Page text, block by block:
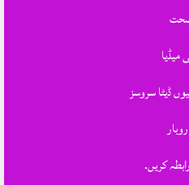
میڈیا
ڈیٹا سروسز
کریں.